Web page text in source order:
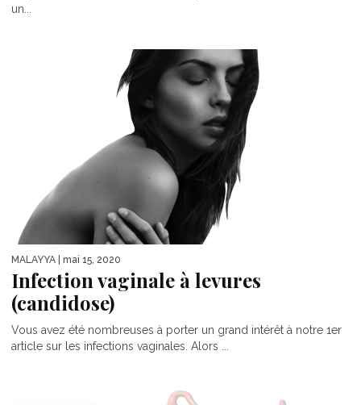
un...
MALAYYA | mai 15, 2020
Infection vaginale à levures
(candidose)
Vous avez été nombreuses à porter un grand intérêt à notre 1er
article sur les infections vaginales. Alors ...